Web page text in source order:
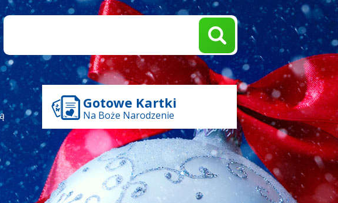
Gotowe Kartki
Na Boże Narodzenie